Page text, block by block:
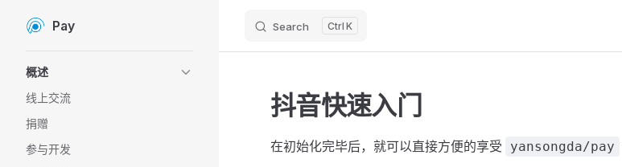
Skip to content
Pay Search K
概述
线上交流
捐赠
参与开发
抖音快速入门
在初始化完毕后，就可以直接方便的享受 yansongda/pay